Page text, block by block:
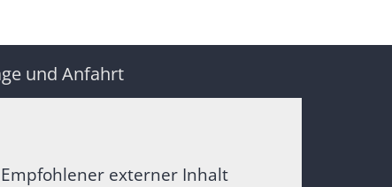
und Anfahrt
Empfohlener externer Inhalt